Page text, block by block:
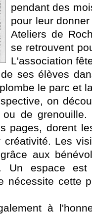
pendant des
pour leur
Ateliers de
se retrouvent
L'association
ses élèves
le parc et
on
de
pages, dorent
créativité. Les
aux
espace est
nécessite cette
à